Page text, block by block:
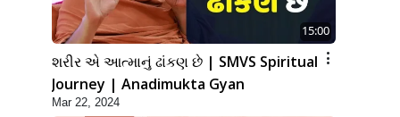
15:00
શરીર એ આત્માનું ઢાંકણ છે | SMVS Spiritual
Journey | Anadimukta Gyan
Mar 22, 2024